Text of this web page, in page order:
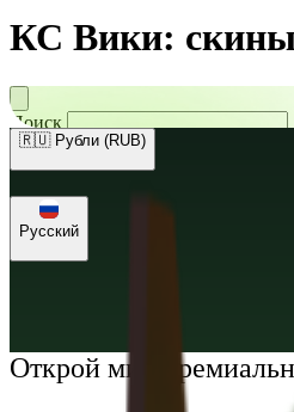
КС Вики:
Поиск
🇷🇺 Рубли (RUB)
Русский
Открой мир